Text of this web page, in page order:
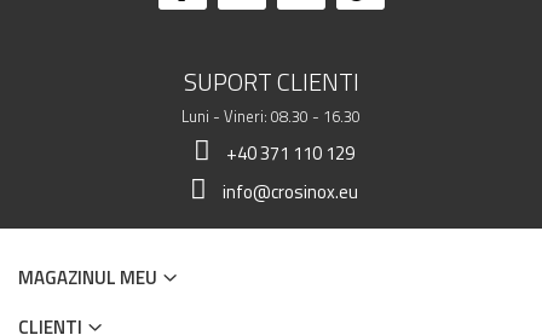
SUPORT CLIENTI
Luni - Vineri: 08.30 - 16.30
+40 371 110 129
info@crosinox.eu
MAGAZINUL MEU
CLIENTI